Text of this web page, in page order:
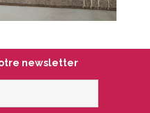
newsletter